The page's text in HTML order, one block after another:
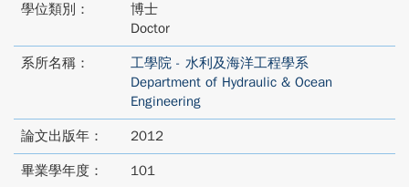
學位類別：
博士
Doctor
系所名稱：
工學院 - 水利及海洋工程學系
Department of Hydraulic & Ocean
Engineering
論文出版年： 2012
畢業學年度： 101